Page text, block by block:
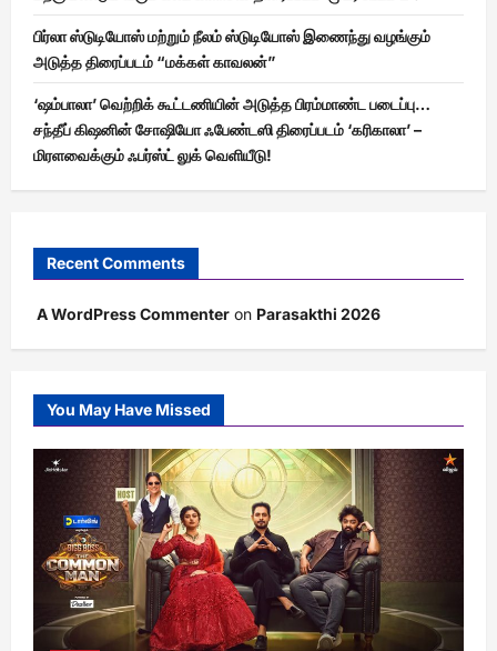
பிர்லா ஸ்டுடியோஸ் மற்றும் நீலம் ஸ்டுடியோஸ் இணைந்து வழங்கும்
அடுத்த திரைப்படம் “மக்கள் காவலன்”
‘ஷம்பாலா’ வெற்றிக் கூட்டணியின் அடுத்த பிரம்மாண்ட படைப்பு…
சந்தீப் கிஷனின் சோஷியோ ஃபேண்டஸி திரைப்படம் ‘கரிகாலா’ –
மிரளவைக்கும் ஃபர்ஸ்ட் லுக் வெளியீடு!
Recent Comments
A WordPress Commenter on Parasakthi 2026
You May Have Missed